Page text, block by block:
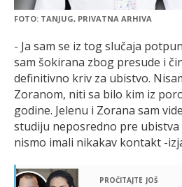
FOTO: TANJUG, PRIVATNA ARHIVA
- Ja sam se iz tog slučaja
sam šokirana zbog presude i
definitivno kriv za ubistvo.
Zoranom, niti sa bilo kim iz
godine. Jelenu i Zorana sam
studiju neposredno pre
nismo imali nikakav kontakt -
pročitajte još